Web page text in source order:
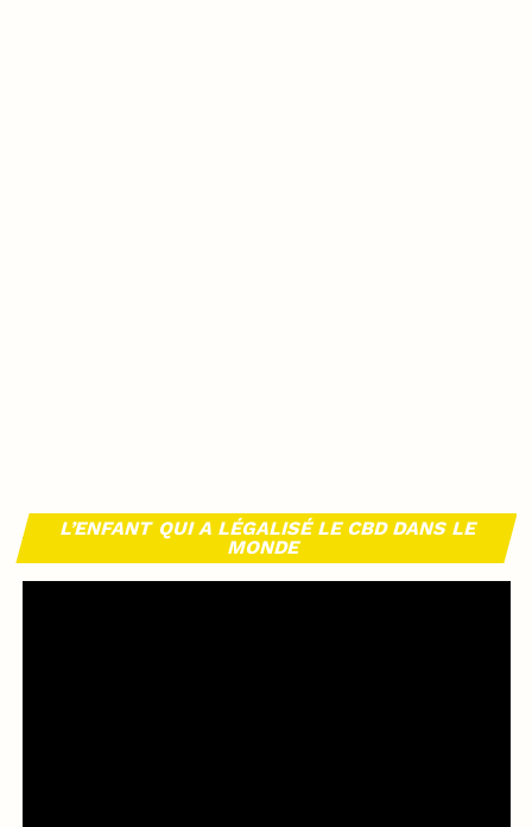
L’ENFANT QUI A LÉGALISÉ LE CBD DANS LE
MONDE